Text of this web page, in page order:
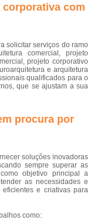
com
solicitar serviços do ramo
comercial, projeto
projeto corporativo
e arquitetura
qualificados para o
que se ajustam a sua
procura por
soluções inovadoras
sempre superar as
objetivo principal a
as necessidades e
e criativas para
como: